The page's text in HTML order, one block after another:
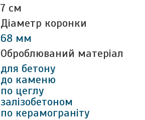
7 см
Діаметр коронки
68 мм
Оброблюваний матеріал
для бетону
до каменю
по цеглу
залізобетоном
по керамограніту